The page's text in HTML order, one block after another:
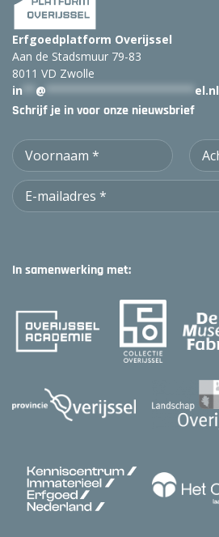
Erfgoedplatform Overijssel
Aan de Stadsmuur 79-83
8011 VD Zwolle
in
@ el.nl
Schrijf je in voor onze nieuwsbrief
In samenwerking met: